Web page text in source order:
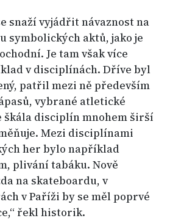
snaží vyjádřit návaznost na
symbolických aktů, jako je
Je tam však více
v disciplínách. Dříve byl
patřil mezi ně především
vybrané atletické
škála disciplín mnohem širší
Mezi disciplínami
her bylo například
plivání tabáku. Nově
na skateboardu, v
v Paříži by se měl poprvé
řekl historik.